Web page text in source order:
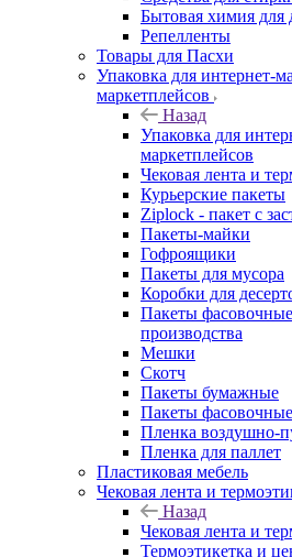
Бытовая химия для
Репелленты
Товары для Пасхи
Упаковка для интернет-
маркетплейсов
Назад
Упаковка для
маркетплейсов
Чековая лента и
Курьерские пакеты
Ziplock - пакет с
Пакеты-майки
Гофроящики
Пакеты для мусора
Коробки для
Пакеты
производства
Мешки
Скотч
Пакеты бумажные
Пакеты
Пленка воздушно-
Пленка для паллет
Пластиковая мебель
Чековая лента и
Назад
Чековая лента и
Термоэтикетка и